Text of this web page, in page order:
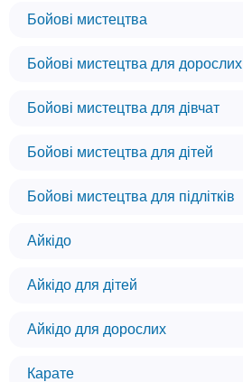
Бойові мистецтва
Бойові мистецтва для дорослих
Бойові мистецтва для дівчат
Бойові мистецтва для дітей
Бойові мистецтва для підлітків
Айкідо
Айкідо для дітей
Айкідо для дорослих
Карате